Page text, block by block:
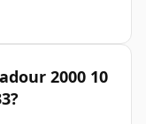
2000 10